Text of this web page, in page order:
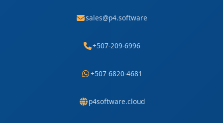
sales@p4.software
+507-209-6996
+507 6820-4681
p4software.cloud